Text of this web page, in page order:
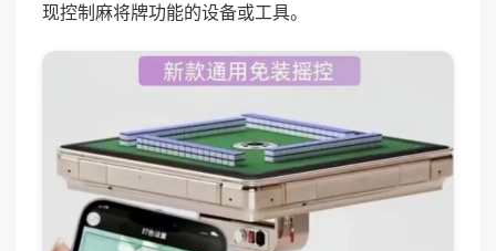
现控制麻将牌功能的设备或工具。